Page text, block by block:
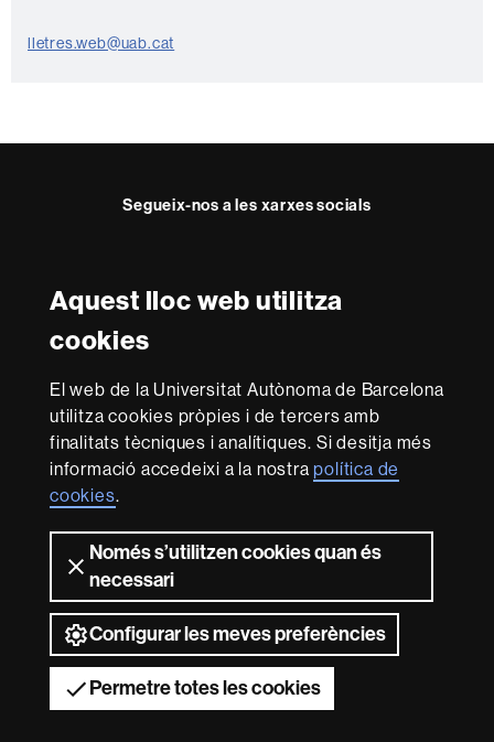
Aquest lloc web utilitza
cookies
El web de la Universitat Autònoma de Barcelona
utilitza cookies pròpies i de tercers amb
finalitats tècniques i analítiques. Si desitja més
informació accedeixi a la nostrapolítica de
cookies.
Només s’utilitzen cookies quan és
necessari
Configurar les meves preferències
Permetre totes les cookies
t
lletres.web@uab.cat
Segueix-nos a les xarxes socials
FFLFFLFFLFFL
Reconeixement internacional de l'excel·lència
in
Research
-
Euraxess
Amb el finançament de
Sobre
aquest
web
Avís legal
web Accessibilitat web Mapa del web UAB
2026 Universitat Autònoma de Barcelona